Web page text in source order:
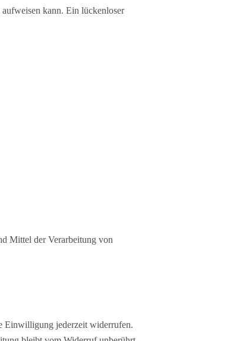
kann. Ein lückenloser
Mittel der Verarbeitung von
Einwilligung jederzeit widerrufen.